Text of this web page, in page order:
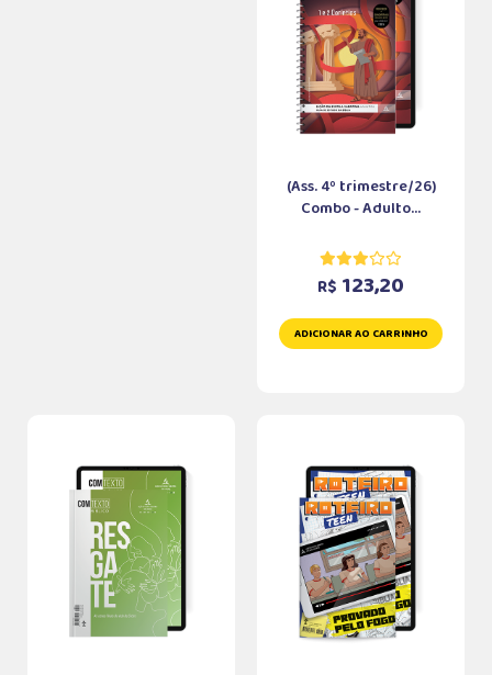
(Ass. 4º trimestre/26)
Combo - Adulto...
R$ 123,20
ADICIONAR AO CARRINHO